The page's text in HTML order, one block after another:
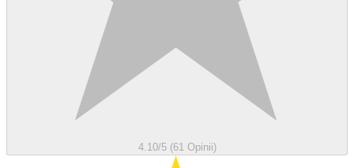
4.10/5 (61 Opinii)